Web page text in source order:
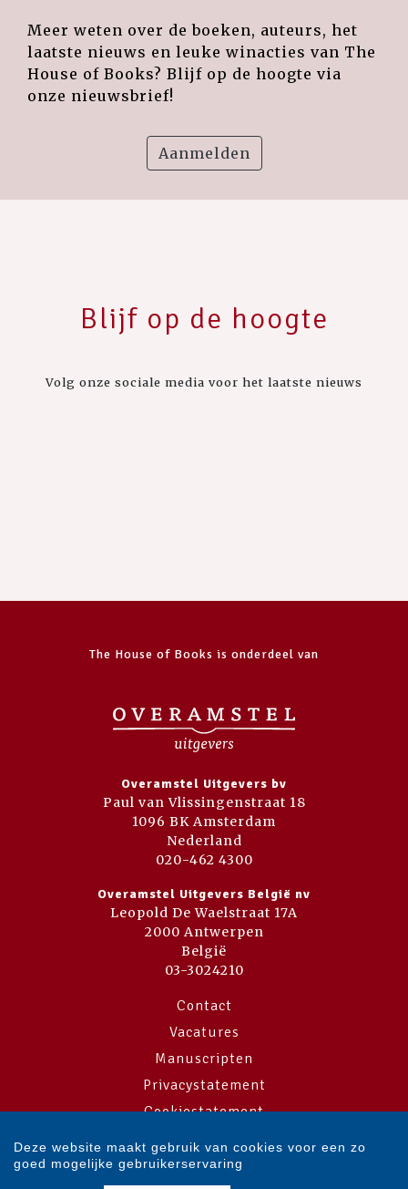
Meer weten over de boeken, auteurs, het
laatste nieuws en leuke winacties van The
House of Books? Blijf op de hoogte via
onze nieuwsbrief!
Aanmelden
Blijf op de hoogte
Volg onze sociale media voor het laatste nieuws
The House of Books is onderdeel van
Overamstel Uitgevers bv
Paul van Vlissingenstraat 18
1096 BK Amsterdam
Nederland
020-462 4300
Overamstel Uitgevers België nv
Leopold De Waelstraat 17A
2000 Antwerpen
België
03-3024210
Contact
Vacatures
Manuscripten
Privacystatement
Cookiestatement
Cookie-instellingen
Deze website maakt gebruik van cookies voor een zo
goed mogelijke gebruikerservaring